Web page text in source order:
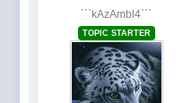
```kAzAmbl4```
TOPIC STARTER